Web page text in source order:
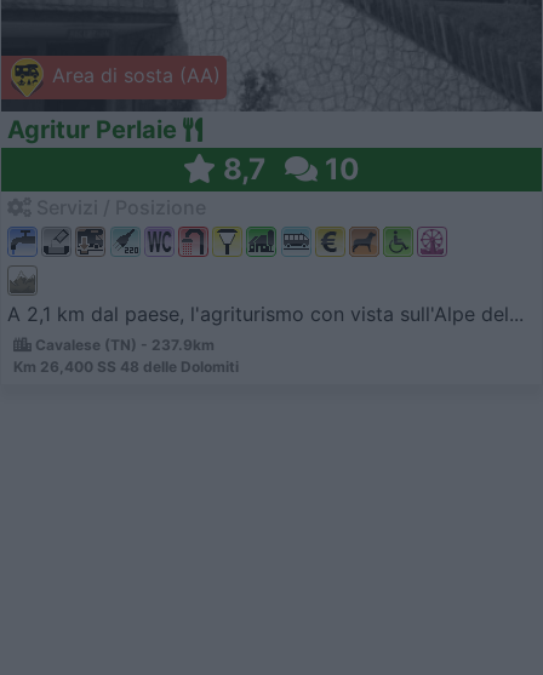
Area di sosta (AA)
Agritur Perlaie
8,7 10
A 2,1 km dal paese, l'agriturismo con vista sull'Alpe del...
Cavalese (TN) - 237.9km
Km 26,400 SS 48 delle Dolomiti